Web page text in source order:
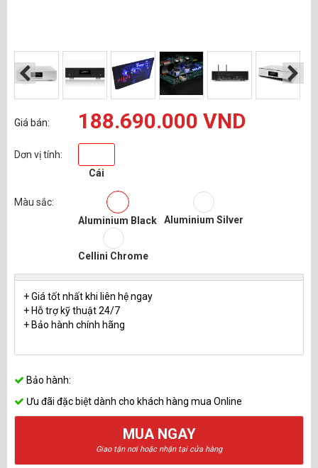
Giá bán: 188.690.000 VND
Dơn vị tính:
Cái
Màu sắc:
Aluminium Black
Aluminium Silver
Cellini Chrome
+ Giá tốt nhất khi liên hệ ngay
+ Hỗ trợ kỹ thuật 24/7
+ Bảo hành chính hãng
Bảo hành:
Ưu đãi đặc biệt dành cho khách hàng mua Online
MUA NGAY
Giao tận nơi hoặc nhận tại cửa hàng